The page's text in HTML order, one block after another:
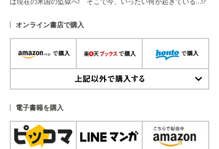
オンライン書店で購入
電子書籍を購入